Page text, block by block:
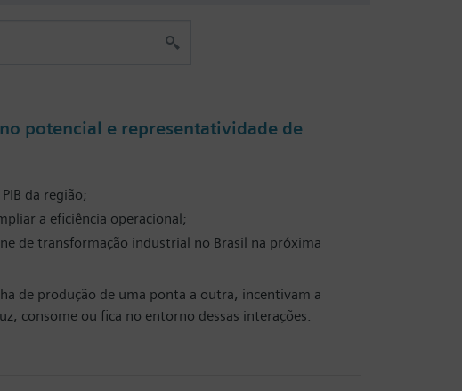
potencial e representatividade de
da região;
a eficiência operacional;
de transformação industrial no Brasil na próxima
de produção de uma ponta a outra, incentivam a
consome ou fica no entorno dessas interações.